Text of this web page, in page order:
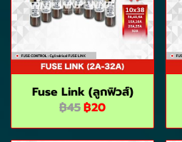
Fuse Link (ลูกฟิวส์)
฿45฿20